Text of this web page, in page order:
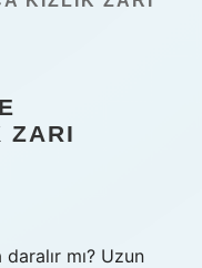
ZARI
mı? Uzun